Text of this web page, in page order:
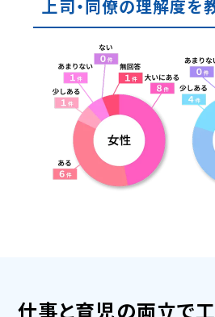
上司・同僚の理解度を
仕事と育児の両立で